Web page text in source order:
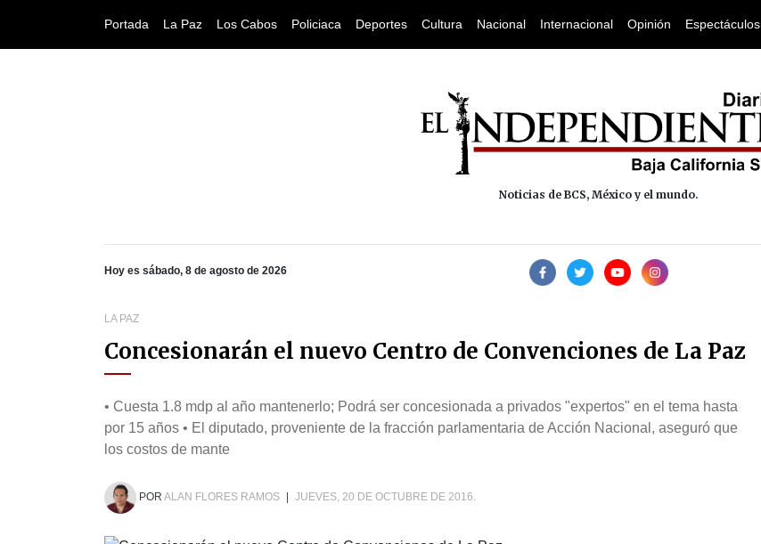
Portada La Paz Los Cabos Policiaca Deportes Cultura Nacional Internacional Opinión Espectáculos
Noticias de BCS, México y el mundo.
Hoy es sábado, 8 de agosto de 2026
LA PAZ
Concesionarán el nuevo Centro de Convenciones de La Paz
• Cuesta 1.8 mdp al año mantenerlo; Podrá ser concesionada a privados "expertos" en el tema hasta
por 15 años • El diputado, proveniente de la fracción parlamentaria de Acción Nacional, aseguró que
los costos de mante
POR ALAN FLORES RAMOS JUEVES, 20 DE OCTUBRE DE 2016.